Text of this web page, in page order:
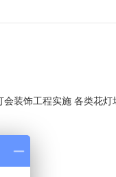
会装饰工程实施 各类花灯